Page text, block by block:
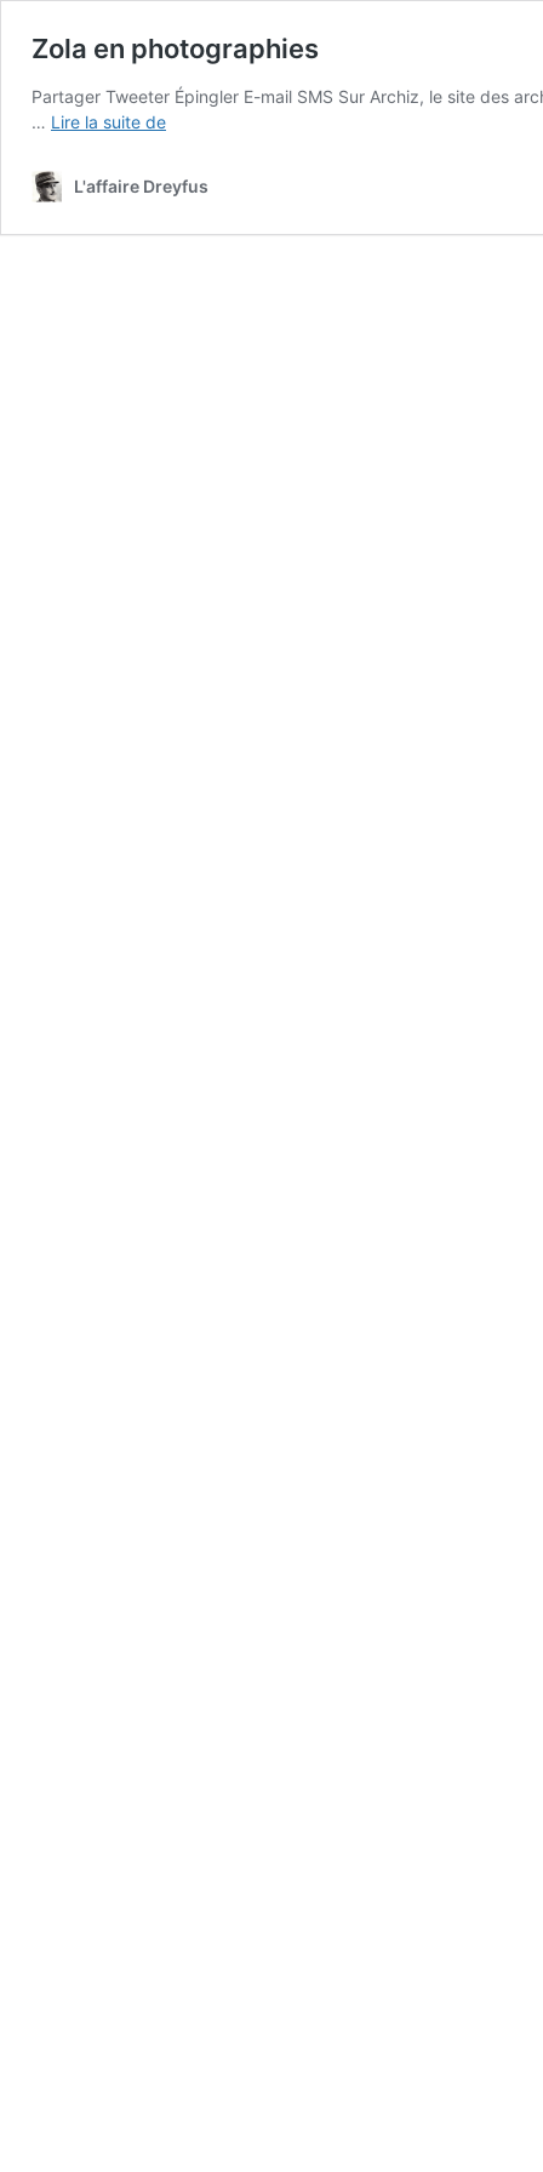
Zola en photographies
Partager Tweeter Épingler E-mail SMS Sur Archiz, le site des
… Lire la suite deZola
L'affaire Dreyfus